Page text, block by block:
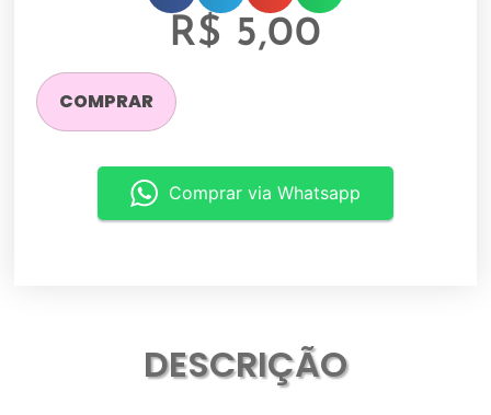
R$ 5,00
COMPRAR
Comprar via Whatsapp
DESCRIÇÃO